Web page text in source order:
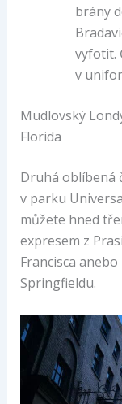
brány
vyfotit.
v
Mudlovský
Florida
Druhá oblíbená
v parku
můžete hned
expresem z
Francisca
Springfieldu.